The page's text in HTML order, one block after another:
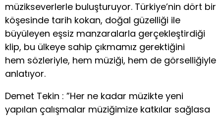
müzikseverlerle buluşturuyor. Türkiye’nin dört bir
köşesinde tarih kokan, doğal güzelliği ile
büyüleyen eşsiz manzaralarla gerçekleştirdiği
klip, bu ülkeye sahip çıkmamız gerektiğini
hem sözleriyle, hem müziği, hem de görselliğiyle
anlatıyor.
Demet Tekin : ”Her ne kadar müzikte yeni
yapılan çalışmalar müziğimize katkılar sağlasa